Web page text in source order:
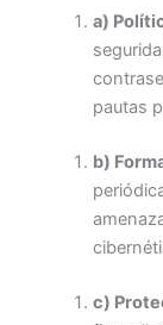
a)
pautas
b)
c)